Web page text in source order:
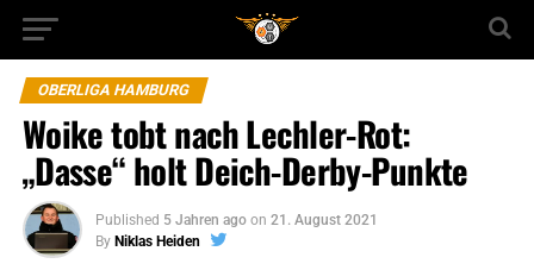
OBERLIGA HAMBURG
Woike tobt nach Lechler-Rot:
„Dasse“ holt Deich-Derby-Punkte
Published 5 Jahren ago on 21. August 2021
By Niklas Heiden